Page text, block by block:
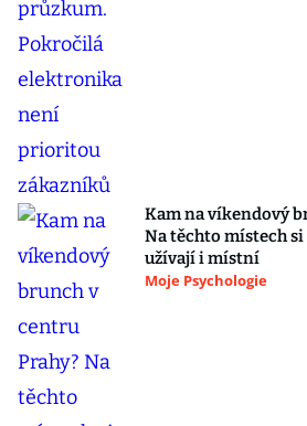
Kam na víkendový
Na těchto místech
užívají i místní
Moje Psychologie